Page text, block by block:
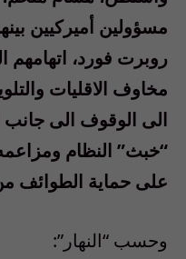
مسؤولين أميركيين
روبرت فورد، اتهامهم
مخاوف الاقليات
الى الوقوف الى جانب
“خبث” النظام
على حماية الطوائف
وحسب “النهار”: